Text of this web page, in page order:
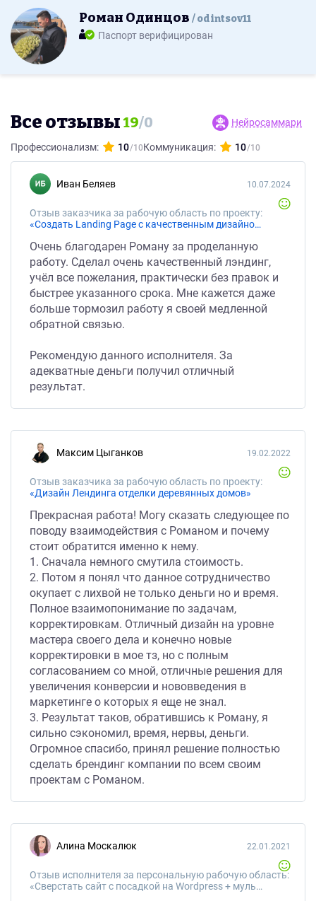
Роман Одинцов odintsov11
Паспорт верифицирован
Все отзывы19/0 Нейросаммари
Профессионализм: 10 Коммуникация: 10
Иван Беляев
Отзыв заказчика за рабочую область по проекту:
«Создать Landing Page с качественным дизайном на Tilda "под ключ"»
10.07.2024
Очень благодарен Роману за проделанную
работу. Сделал очень качественный лэндинг,
учёл все пожелания, практически без правок и
быстрее указанного срока. Мне кажется даже
больше тормозил работу я своей медленной
обратной связью.
Рекомендую данного исполнителя. За
адекватные деньги получил отличный
результат.
Максим Цыганков
Отзыв заказчика за рабочую область по проекту:
«Дизайн Лендинга отделки деревянных домов»
19.02.2022
Прекрасная работа! Могу сказать следующее по
поводу взаимодействия с Романом и почему
стоит обратится именно к нему.
1. Сначала немного смутила стоимость.
2. Потом я понял что данное сотрудничество
окупает с лихвой не только деньги но и время.
Полное взаимопонимание по задачам,
корректировкам. Отличный дизайн на уровне
мастера своего дела и конечно новые
корректировки в мое тз, но с полным
согласованием со мной, отличные решения для
увеличения конверсии и нововведения в
маркетинге о которых я еще не знал.
3. Результат таков, обратившись к Роману, я
сильно сэкономил, время, нервы, деньги.
Огромное спасибо, принял решение полностью
сделать брендинг компании по всем своим
проектам с Романом.
Алина Москалюк
Отзыв исполнителя за персональную рабочую область:
«Сверстать сайт с посадкой на Wordpress + мультирегиональность»
22.01.2021